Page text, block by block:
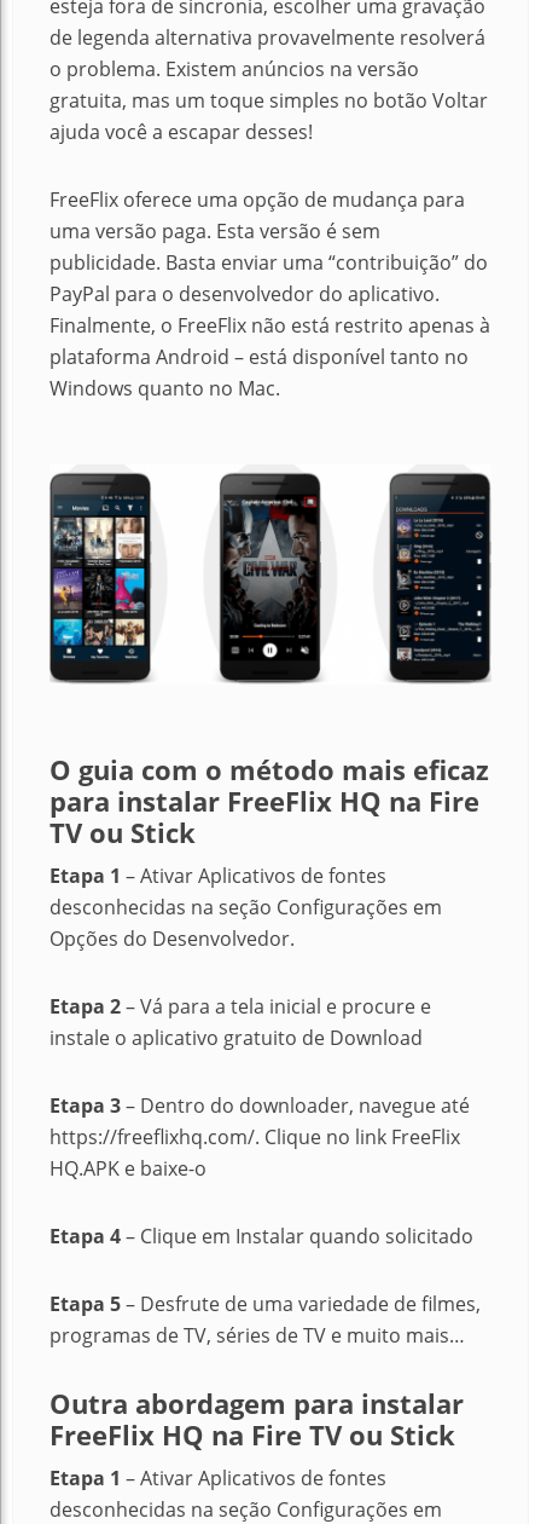
esteja fora de sincronia, escolher uma gravação
de legenda alternativa provavelmente resolverá
o problema. Existem anúncios na versão
gratuita, mas um toque simples no botão Voltar
ajuda você a escapar desses!
FreeFlix oferece uma opção de mudança para
uma versão paga. Esta versão é sem
publicidade. Basta enviar uma “contribuição” do
PayPal para o desenvolvedor do aplicativo.
Finalmente, o FreeFlix não está restrito apenas à
plataforma Android – está disponível tanto no
Windows quanto no Mac.
O guia com o método mais eficaz
para instalar FreeFlix HQ na Fire
TV ou Stick
Etapa 1 – Ativar Aplicativos de fontes
desconhecidas na seção Configurações em
Opções do Desenvolvedor.
Etapa 2– Vá para a tela inicial e procure e
instale o aplicativo gratuito de Download
Etapa 3– Dentro do downloader, navegue até
https://freeflixhq.com/. Clique no link FreeFlix
HQ.APK e baixe-o
Etapa 4– Clique em Instalar quando solicitado
Etapa 5– Desfrute de uma variedade de filmes,
programas de TV, séries de TV e muito mais…
Outra abordagem para instalar
FreeFlix HQ na Fire TV ou Stick
Etapa 1 – Ativar Aplicativos de fontes
desconhecidas na seção Configurações em